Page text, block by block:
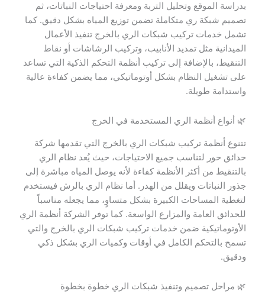
بدراسة الموقع وتحليل التربة ومعرفة احتياجات النباتات، ثم
تصميم شبكة ري متكاملة تضمن توزيع المياه بشكل دقيق. كما
تشمل خدمات تركيب شبكات الري بالخرج تنفيذ الأعمال
الميدانية مثل تمديد الأنابيب، وتركيب الرشاشات أو نقاط
التنقيط، بالإضافة إلى تركيب أنظمة التحكم الذكية التي تساعد
على تشغيل النظام بشكل أوتوماتيكي، مما يضمن كفاءة عالية
واستدامة طويلة.
🌿 أنواع أنظمة الري المستخدمة في الخرج
تتنوع أنظمة تركيب شبكات الري بالخرج التي تقدمها شركة
حدائق حور لتناسب جميع الاحتياجات، حيث يُعد نظام الري
بالتنقيط من أكثر الأنظمة كفاءة لأنه يوصل المياه مباشرة إلى
جذور النباتات ويقلل من الهدر. أما نظام الري بالرش فيستخدم
لتغطية المساحات الكبيرة بشكل متساوٍ، مما يجعله مناسباً
للحدائق العامة والمزارع الواسعة. كما توفر الشركة أنظمة الري
الأوتوماتيكية ضمن خدمات تركيب شبكات الري بالخرج والتي
تسمح بالتحكم الكامل في أوقات وكميات الري بشكل ذكي
ودقيق.
🌿 مراحل تصميم وتنفيذ شبكات الري خطوة بخطوة